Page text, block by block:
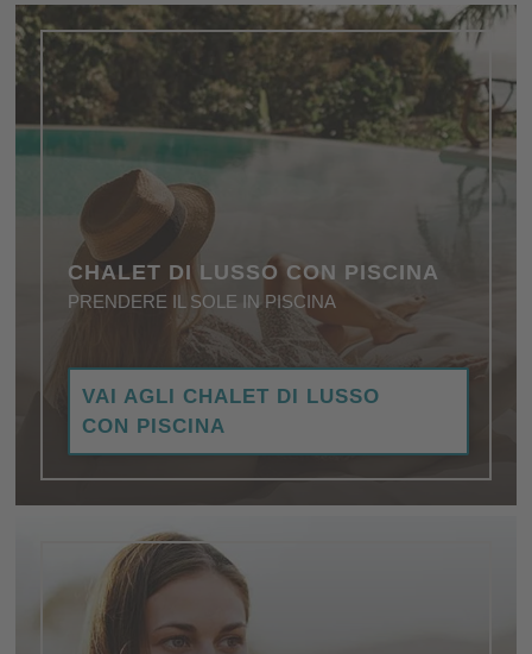
CHALET DI LUSSO CON PISCINA
PRENDERE IL SOLE IN PISCINA
lusso con piscina, per trasformare le vacanze in
ricordi indelebili …
VAI AGLI CHALET DI LUSSO
CON PISCINA